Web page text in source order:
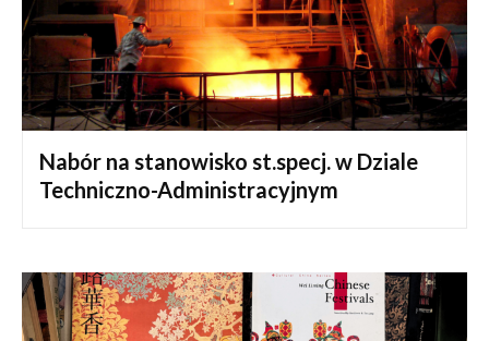
Nabór na stanowisko st.specj. w Dziale
Techniczno-Administracyjnym